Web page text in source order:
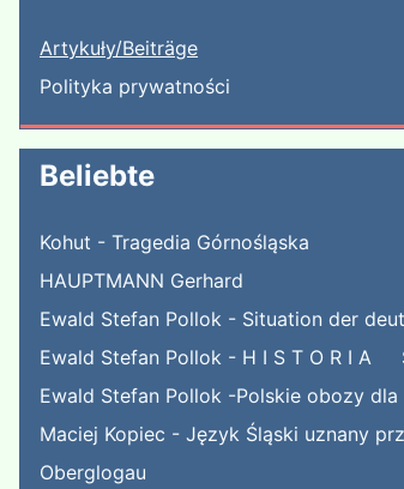
Artykuły/Beiträge
Polityka prywatności
Beliebte
Kohut - Tragedia Górnośląska
HAUPTMANN Gerhard
Ewald Stefan Pollok - Situation der
Ewald Stefan Pollok - H I S T O R I A
Ewald Stefan Pollok -Polskie obozy
Maciej Kopiec - Język Śląski uznany
Oberglogau